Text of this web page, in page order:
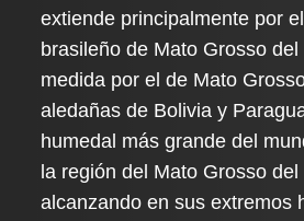
extiende principalmente por
brasileño de Mato Grosso
medida por el de Mato
aledañas de Bolivia y
humedal más grande del
la región del Mato Grosso
alcanzando en sus extremos